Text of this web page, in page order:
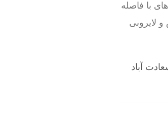
با فاصله
لایروبی
آباد